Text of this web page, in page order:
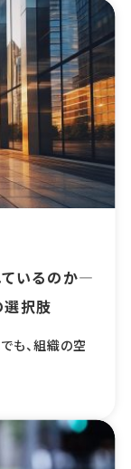
ているのか―
選択肢
も、組織の空